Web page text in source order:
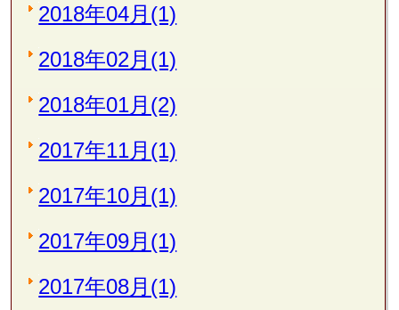
2018年04月(1)
2018年02月(1)
2018年01月(2)
2017年11月(1)
2017年10月(1)
2017年09月(1)
2017年08月(1)